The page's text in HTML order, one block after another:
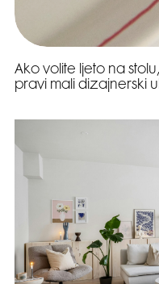
Ako volite ljeto na
pravi mali dizajnerski